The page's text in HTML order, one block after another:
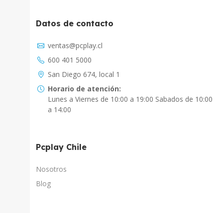
Datos de contacto
ventas@pcplay.cl
600 401 5000
San Diego 674, local 1
Horario de atención:
Lunes a Viernes de 10:00 a 19:00 Sabados de 10:00
a 14:00
Pcplay Chile
Nosotros
Blog
Chat con IA
PcPlay Santiago / Web
Hola soy Freddy, en que puedo ayudarte...
PcPlay Santiago / Tienda
PCPlay Osorno